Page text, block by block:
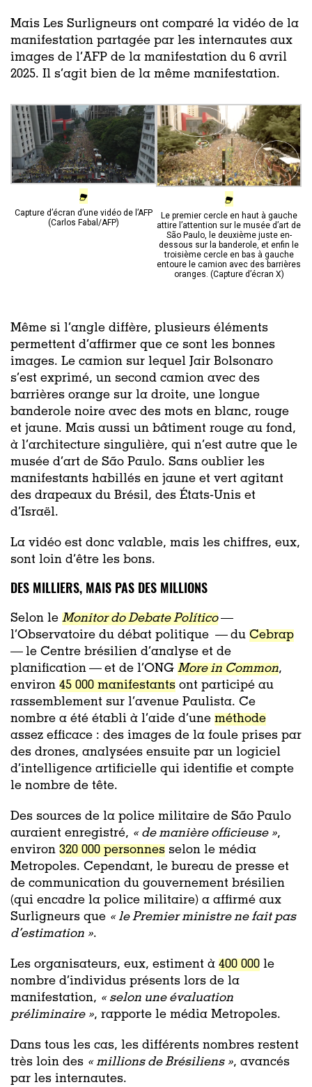
Mais Les Surligneurs ont comparé la vidéo de la
manifestation partagée par les internautes aux
images de l’AFP de la manifestation du 6 avril
2025. Il s’agit bien de la même manifestation.
Capture d’écran d’une vidéo de l’AFP
(Carlos Fabal/AFP)
Le premier cercle en haut à gauche
attire l’attention sur le musée d’art de
São Paulo, le deuxième juste en-
dessous sur la banderole, et enfin le
troisième cercle en bas à gauche
entoure le camion avec des barrières
oranges. (Capture d’écran X)
Même si l’angle diffère, plusieurs éléments
permettent d’affirmer que ce sont les bonnes
images. Le camion sur lequel Jair Bolsonaro
s’est exprimé, un second camion avec des
barrières orange sur la droite, une longue
banderole noire avec des mots en blanc, rouge
et jaune. Mais aussi un bâtiment rouge au fond,
à l’architecture singulière, qui n’est autre que le
musée d’art de São Paulo. Sans oublier les
manifestants habillés en jaune et vert agitant
des drapeaux du Brésil, des États-Unis et
d’Israël.
La vidéo est donc valable, mais les chiffres, eux,
sont loin d’être les bons.
DES MILLIERS, MAIS PAS DES MILLIONS
Selon le Monitor do Debate Político—
l’Observatoire du débat politique — du Cebrap
— le Centre brésilien d’analyse et de
planification — et de l’ONG More in Common,
environ 45 000 manifestants ont participé au
rassemblement sur l’avenue Paulista. Ce
nombre a été établi à l’aide d’une méthode
assez efficace : des images de la foule prises par
des drones, analysées ensuite par un logiciel
d’intelligence artificielle qui identifie et compte
le nombre de tête.
Des sources de la police militaire de São Paulo
auraient enregistré, « de manière officieuse »,
environ 320 000 personnes selon le média
Metropoles. Cependant, le bureau de presse et
de communication du gouvernement brésilien
(qui encadre la police militaire) a affirmé aux
Surligneurs que « le Premier ministre ne fait pas
d’estimation ».
Les organisateurs, eux, estiment à 400 000 le
nombre d’individus présents lors de la
manifestation, « selon une évaluation
préliminaire », rapporte le média Metropoles.
Dans tous les cas, les différents nombres restent
très loin des « millions de Brésiliens », avancés
par les internautes.